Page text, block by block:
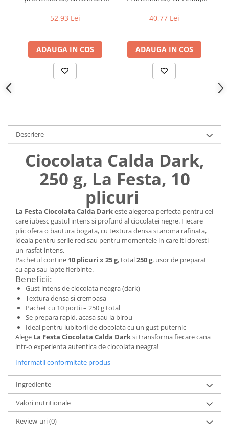
Organizatoare imbracaminte si
incaltaminte
Cosuri de gunoi
Carucioare pentru cumparaturi
Baterii, acumulatori si
52,93 Lei
ADAUGA IN COS
40,77 Lei
ADAUGA IN COS
Descriere
Ciocolata Calda Dark,
250 g, La Festa, 10
plicuri
La Festa Ciocolata Calda Darkeste alegerea perfecta pentru cei
care iubesc gustul intens si profund al ciocolatei negre. Fiecare
plic ofera o bautura bogata, cu textura densa si aroma rafinata,
ideala pentru serile reci sau pentru momentele in care iti doresti
un rasfat intens.
Pachetul contine 10 plicuri x 25 g, total250 g, usor de preparat
cu apa sau lapte fierbinte.
Beneficii:
Gust intens de ciocolata neagra (dark)
Textura densa si cremoasa
Pachet cu 10 portii – 250 g total
Se prepara rapid, acasa sau la birou
Ideal pentru iubitorii de ciocolata cu un gust puternic
Alege La Festa Ciocolata Calda Darksi transforma fiecare cana
intr-o experienta autentica de ciocolata neagra!
Informatii conformitate produs
Ingrediente
Valori nutritionale
Review-uri(0)